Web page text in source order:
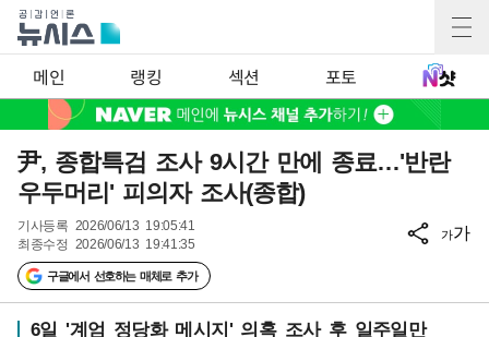
메인 랭킹 섹션 포토
尹, 종합특검 조사 9시간 만에 종료…'반란
우두머리' 피의자 조사(종합)
기사등록 2026/06/13 19:05:41
최종수정 2026/06/13 19:41:35
구글에서 선호하는 매체로 추가
가가
6일 '계엄 정당화 메시지' 의혹 조사 후 일주일만